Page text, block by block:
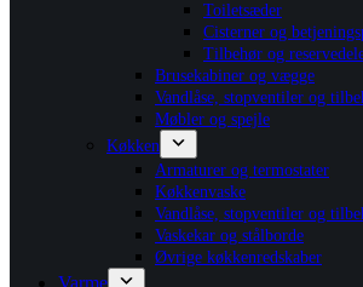
Toiletsæder
Cisterner og
Tilbehør og
Brusekabiner og vægge
Vandlåse, stopventiler og
Møbler og spejle
Køkken
Armaturer og termostater
Køkkenvaske
Vandlåse, stopventiler og
Vaskekar og stålborde
Øvrige køkkenredskaber
Varme